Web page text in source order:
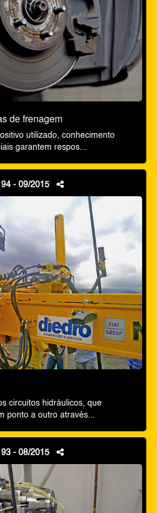
de frenagem
utilizado, conhecimento
garantem respos...
- 09/2015
circuitos hidráulicos, que
ponto a outro através...
- 08/2015